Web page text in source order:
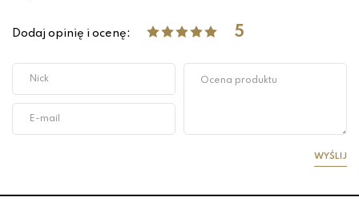
Dodaj opinię i ocenę: 5
WYŚLIJ